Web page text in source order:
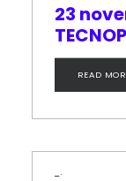
23
READ